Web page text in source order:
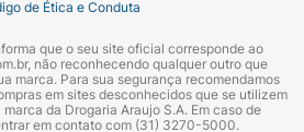
de Ética e Conduta
que o seu site oficial corresponde ao
não reconhecendo qualquer outro que
marca. Para sua segurança recomendamos
em sites desconhecidos que se utilizem
da Drogaria Araujo S.A. Em caso de
em contato com (31) 3270-5000.